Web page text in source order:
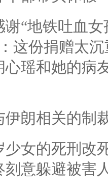
“地铁吐血
这份捐赠太
瑶和她的病
伊朗相关的制
少女的死刑改
刻意躲避被害